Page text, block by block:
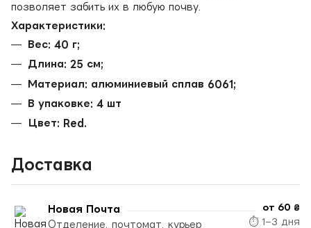
позволяет забить их в любую почву.
Характеристики:
Вес: 40 г;
Длина: 25 см;
Материал: алюминиевый сплав 6061;
В упаковке: 4 шт
Цвет: Red.
Доставка
Новая Почта
Отделение, почтомат, курьер
от 60 ₴
⏱ 1–3 дня